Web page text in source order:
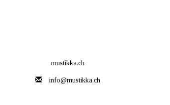
mustikka.ch
info@mustikka.ch